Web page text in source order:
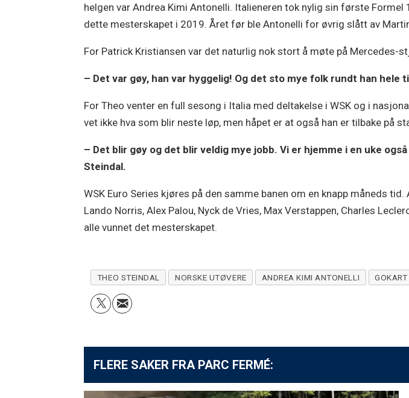
helgen var Andrea Kimi Antonelli. Italieneren tok nylig sin første Formel
dette mesterskapet i 2019. Året før ble Antonelli for øvrig slått av
For Patrick Kristiansen var det naturlig nok stort å møte på Mercedes-
– Det var gøy, han var hyggelig! Og det sto mye folk rundt han hele
For Theo venter en full sesong i Italia med deltakelse i WSK og i
vet ikke hva som blir neste løp, men håpet er at også han er tilbake på
– Det blir gøy og det blir veldig mye jobb. Vi er hjemme i en uke
Steindal.
WSK Euro Series kjøres på den samme banen om en knapp måneds
Lando Norris, Alex Palou, Nyck de Vries, Max Verstappen, Charles
alle vunnet det mesterskapet.
THEO STEINDAL NORSKE UTØVERE ANDREA KIMI ANTONELLI GOKART
FLERE SAKER FRA PARC FERMÉ: